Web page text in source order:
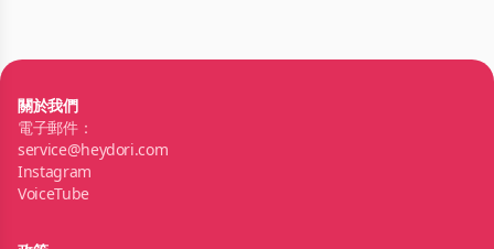
關於我們
電子郵件：
service@heydori.com
Instagram
VoiceTube